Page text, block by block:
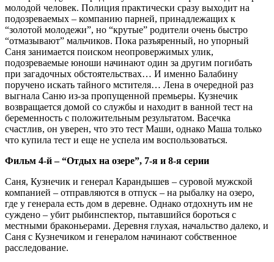
молодой человек. Полиция практически сразу выходит на
подозреваемых – компанию парней, принадлежащих к
“золотой молодежи”, но “крутые” родители очень быстро
“отмазывают” мальчиков. Пока разъяренный, но упорный
Саня занимается поиском неопровержимых улик,
подозреваемые юноши начинают один за другим погибать
при загадочных обстоятельствах… И именно Балабину
поручено искать тайного мстителя… Лена в очередной раз
выгнала Саню из-за пропущенной премьеры. Кузнечик
возвращается домой со службы и находит в ванной тест на
беременность с положительным результатом. Васечка
счастлив, он уверен, что это тест Маши, однако Маша только
что купила тест и еще не успела им воспользоваться.
Фильм 4-й – “Отдых на озере”, 7-я и 8-я серии
Саня, Кузнечик и генерал Карандышев – суровой мужской
компанией – отправляются в отпуск – на рыбалку на озеро,
где у генерала есть дом в деревне. Однако отдохнуть им не
суждено – убит рыбинcпектор, пытавшийся бороться с
местными браконьерами. Деревня глухая, начальство далеко, и
Саня с Кузнечиком и генералом начинают собственное
расследование.